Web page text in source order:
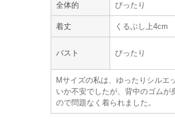
ドレスの丈が少し長めでしたが、妊
す。
Dorry Doll
全体的 ぴったり
着丈 くるぶし上4cm
バスト ぴったり
Mサイズの私は、ゆったりシルエ
いか不安でしたが、背中のゴムが
ので問題なく着られました。